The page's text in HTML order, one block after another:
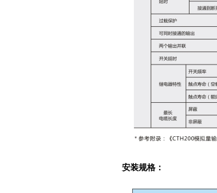
安装规格：